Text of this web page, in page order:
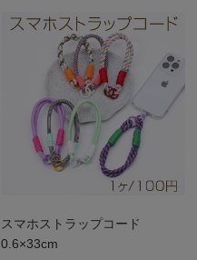
スマホストラップコード
0.6×33cm